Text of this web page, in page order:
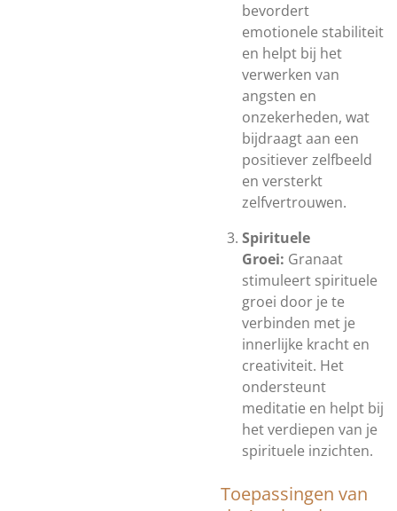
bevordert
emotionele stabiliteit
en helpt bij het
verwerken van
angsten en
onzekerheden, wat
bijdraagt aan een
positiever zelfbeeld
en versterkt
zelfvertrouwen.
Spirituele
Groei: Granaat
stimuleert spirituele
groei door je te
verbinden met je
innerlijke kracht en
creativiteit. Het
ondersteunt
meditatie en helpt bij
het verdiepen van je
spirituele inzichten.
Toepassingen van